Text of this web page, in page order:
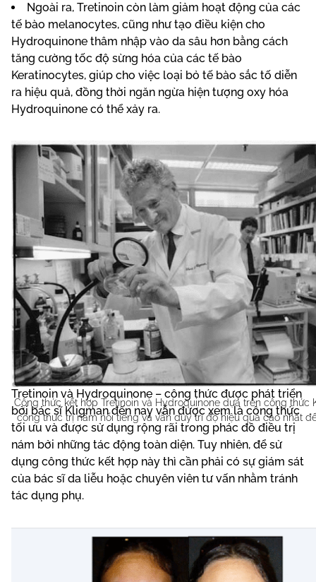
Ngoài ra, Tretinoin còn làm giảm hoạt động của các
tế bào melanocytes, cũng như tạo điều kiện cho
Hydroquinone thâm nhập vào da sâu hơn bằng cách
tăng cường tốc độ sừng hóa của các tế bào
Keratinocytes, giúp cho việc loại bỏ tế bào sắc tố diễn
ra hiệu quả, đồng thời ngăn ngừa hiện tượng oxy hóa
Hydroquinone có thể xảy ra.
Công thức kết hợp Tretinoin và Hydroquinone dựa trên công thức
công thức trị nám nổi tiếng và vẫn duy trì độ hiệu quả cao nhất
Tretinoin và Hydroquinone – công thức được phát triển
bởi bác sĩ Kligman đến nay vẫn được xem là công thức
tối ưu và được sử dụng rộng rãi trong phác đồ điều trị
nám bởi những tác động toàn diện. Tuy nhiên, để sử
dụng công thức kết hợp này thì cần phải có sự giám sát
của bác sĩ da liễu hoặc chuyên viên tư vấn nhằm tránh
tác dụng phụ.